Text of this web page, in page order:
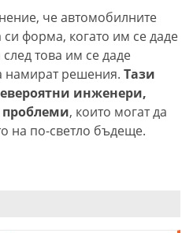
че автомобилните
форма, когато им се даде
това им се даде
намират решения. Тази
инженери,
, които могат да
на по-светло бъдеще.